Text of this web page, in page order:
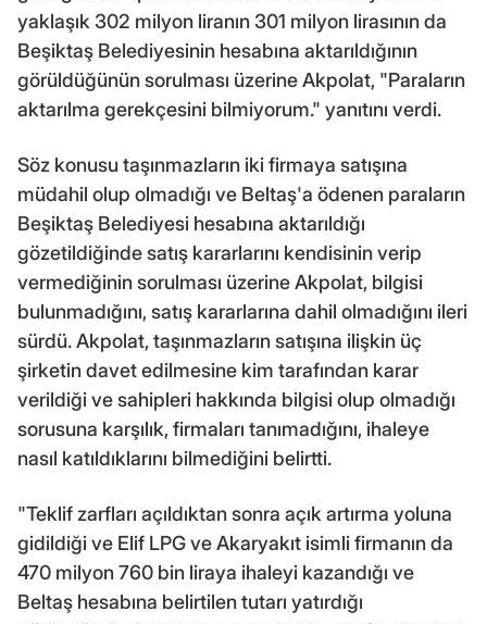
yaklaşık 302 milyon liranın 301 milyon lirasının da
Beşiktaş Belediyesinin hesabına aktarıldığının
görüldüğünün sorulması üzerine Akpolat, "Paraların
aktarılma gerekçesini bilmiyorum." yanıtını verdi.
Söz konusu taşınmazların iki firmaya satışına
müdahil olup olmadığı ve Beltaş'a ödenen paraların
Beşiktaş Belediyesi hesabına aktarıldığı
gözetildiğinde satış kararlarını kendisinin verip
vermediğinin sorulması üzerine Akpolat, bilgisi
bulunmadığını, satış kararlarına dahil olmadığını ileri
sürdü. Akpolat, taşınmazların satışına ilişkin üç
şirketin davet edilmesine kim tarafından karar
verildiği ve sahipleri hakkında bilgisi olup olmadığı
sorusuna karşılık, firmaları tanımadığını, ihaleye
nasıl katıldıklarını bilmediğini belirtti.
"Teklif zarfları açıldıktan sonra açık artırma yoluna
gidildiği ve Elif LPG ve Akaryakıt isimli firmanın da
470 milyon 760 bin liraya ihaleyi kazandığı ve
Beltaş hesabına belirtilen tutarı yatırdığı